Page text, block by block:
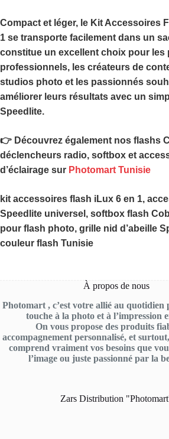
Compact et léger, le Kit Accessoires
1 se transporte facilement dans un
constitue un excellent choix pour les
professionnels, les créateurs de
studios photo et les passionnés
améliorer leurs résultats avec un
Speedlite.
👉 Découvrez également nos flashs
déclencheurs radio, softbox et
d’éclairage sur Photomart Tunisie
kit accessoires flash iLux 6 en 1,
Speedlite universel, softbox flash
pour flash photo, grille nid d’abeille
couleur flash Tunisie
À propos de nous
Photomart , c’est votre allié au quotidien
touche à la photo et à l’impression
On vous propose des produits
accompagnement personnalisé, et
comprend vraiment vos besoins que
l’image ou juste passionné par la
Zars Distribution